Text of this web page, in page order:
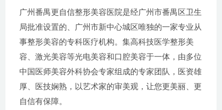
广州番禺更自信整形美容医院是经广州市番禺区卫生
局批准设置的、广州市新中心城区唯独的一家专业从
事整形美容的专科医疗机构。集高科技医学整形美
容、激光美容等光电美容和口腔美容于一体，由多位
中国医师美容外科协会专家组成的专家团队，医资雄
厚、医技娴熟，以艺术家的审美观，让您更美丽、更
自信有保障。